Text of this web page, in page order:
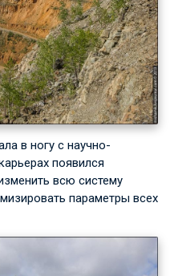
в ногу с научно-
появился
всю систему
параметры всех